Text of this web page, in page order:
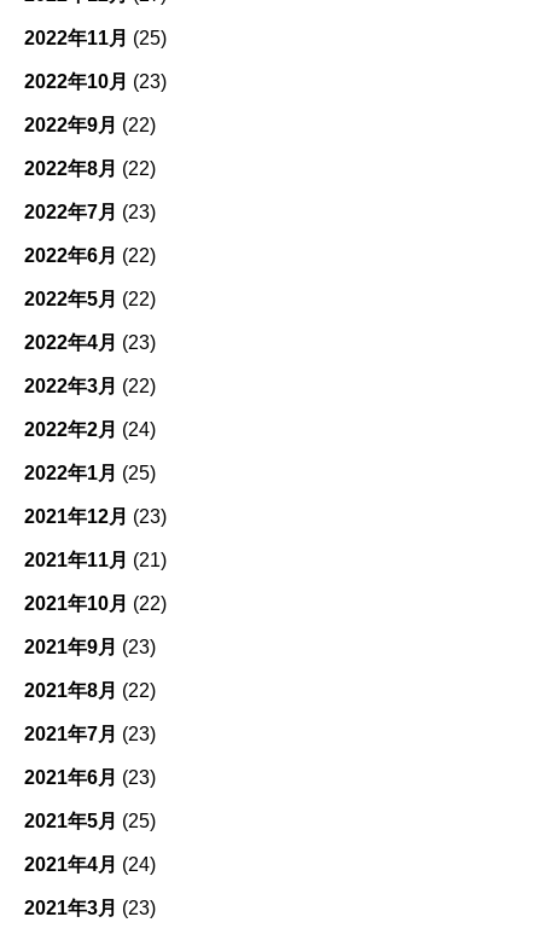
2022年11月 (25)
2022年10月 (23)
2022年9月 (22)
2022年8月 (22)
2022年7月 (23)
2022年6月 (22)
2022年5月 (22)
2022年4月 (23)
2022年3月 (22)
2022年2月 (24)
2022年1月 (25)
2021年12月 (23)
2021年11月 (21)
2021年10月 (22)
2021年9月 (23)
2021年8月 (22)
2021年7月 (23)
2021年6月 (23)
2021年5月 (25)
2021年4月 (24)
2021年3月 (23)